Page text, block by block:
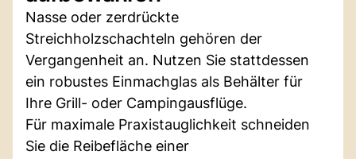
Nasse oder zerdrückte
Streichholzschachteln gehören der
Vergangenheit an. Nutzen Sie stattdessen
ein robustes Einmachglas als Behälter für
Ihre Grill- oder Campingausflüge.
Für maximale Praxistauglichkeit schneiden
Sie die Reibefläche einer